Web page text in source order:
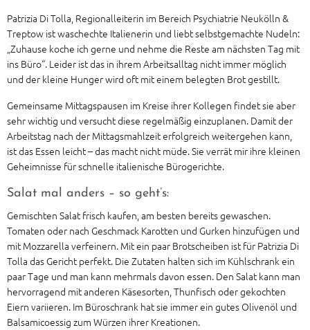
Patrizia Di Tolla, Regionalleiterin im Bereich Psychiatrie Neukölln &
Treptow ist waschechte Italienerin und liebt selbstgemachte Nudeln:
„Zuhause koche ich gerne und nehme die Reste am nächsten Tag mit
ins Büro“. Leider ist das in ihrem Arbeitsalltag nicht immer möglich
und der kleine Hunger wird oft mit einem belegten Brot gestillt.
Gemeinsame Mittagspausen im Kreise ihrer Kollegen findet sie aber
sehr wichtig und versucht diese regelmäßig einzuplanen. Damit der
Arbeitstag nach der Mittagsmahlzeit erfolgreich weitergehen kann,
ist das Essen leicht – das macht nicht müde. Sie verrät mir ihre kleinen
Geheimnisse für schnelle italienische Bürogerichte.
Salat mal anders – so geht’s:
Gemischten Salat frisch kaufen, am besten bereits gewaschen.
Tomaten oder nach Geschmack Karotten und Gurken hinzufügen und
mit Mozzarella verfeinern. Mit ein paar Brotscheiben ist für Patrizia Di
Tolla das Gericht perfekt. Die Zutaten halten sich im Kühlschrank ein
paar Tage und man kann mehrmals davon essen. Den Salat kann man
hervorragend mit anderen Käsesorten, Thunfisch oder gekochten
Eiern variieren. Im Büroschrank hat sie immer ein gutes Olivenöl und
Balsamicoessig zum Würzen ihrer Kreationen.